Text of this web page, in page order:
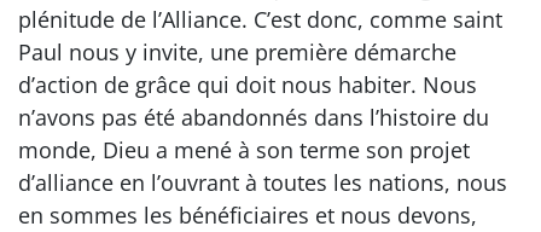
plénitude de l’Alliance. C’est donc, comme saint
Paul nous y invite, une première démarche
d’action de grâce qui doit nous habiter. Nous
n’avons pas été abandonnés dans l’histoire du
monde, Dieu a mené à son terme son projet
d’alliance en l’ouvrant à toutes les nations, nous
en sommes les bénéficiaires et nous devons,